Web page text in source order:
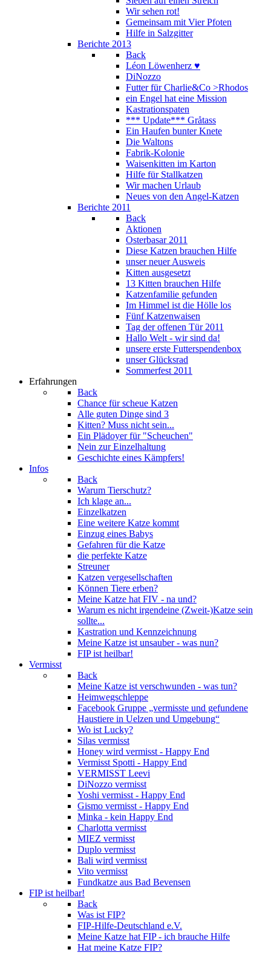
Wir sehen rot!
Gemeinsam mit Vier Pfoten
Hilfe in Salzgitter
Berichte 2013
Back
Léon Löwenherz ♥
DiNozzo
Futter für Charlie&Co >Rhodos
ein Engel hat eine Mission
Kastrationspaten
*** Update*** Gråtass
Ein Haufen bunter Knete
Die Waltons
Fabrik-Kolonie
Waisenkitten im Karton
Hilfe für Stallkatzen
Wir machen Urlaub
Neues von den Angel-Katzen
Berichte 2011
Back
Aktionen
Osterbasar 2011
Diese Katzen brauchen Hilfe
unser neuer Ausweis
Kitten ausgesetzt
13 Kitten brauchen Hilfe
Katzenfamilie gefunden
Im Himmel ist die Hölle los
Fünf Katzenwaisen
Tag der offenen Tür 2011
Hallo Welt - wir sind da!
unsere erste Futterspendenbox
unser Glücksrad
Sommerfest 2011
Erfahrungen
Back
Chance für scheue Katzen
Alle guten Dinge sind 3
Kitten? Muss nicht sein...
Ein Plädoyer für "Scheuchen"
Nein zur Einzelhaltung
Geschichte eines Kämpfers!
Infos
Back
Warum Tierschutz?
Ich klage an...
Einzelkatzen
Eine weitere Katze kommt
Einzug eines Babys
Gefahren für die Katze
die perfekte Katze
Streuner
Katzen vergesellschaften
Können Tiere erben?
Meine Katze hat FIV - na und?
Warum es nicht irgendeine (Zweit-)Katze sein
sollte...
Kastration und Kennzeichnung
Meine Katze ist unsauber - was nun?
FIP ist heilbar!
Vermisst
Back
Meine Katze ist verschwunden - was tun?
Heimwegschleppe
Facebook Gruppe „vermisste und gefundene
Haustiere in Uelzen und Umgebung“
Wo ist Lucky?
Silas vermisst
Honey wird vermisst - Happy End
Vermisst Spotti - Happy End
VERMISST Leevi
DiNozzo vermisst
Yoshi vermisst - Happy End
Gismo vermisst - Happy End
Minka - kein Happy End
Charlotta vermisst
MIEZ vermisst
Duplo vermisst
Bali wird vermisst
Vito vermisst
Fundkatze aus Bad Bevensen
FIP ist heilbar!
Back
Was ist FIP?
FIP-Hilfe-Deutschland e.V.
Meine Katze hat FIP - ich brauche Hilfe
Hat meine Katze FIP?